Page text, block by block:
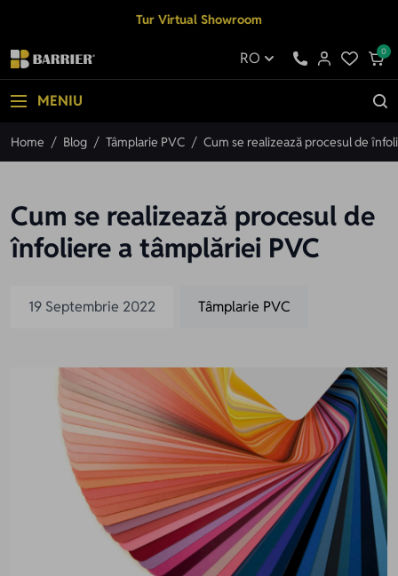
Tur Virtual Showroom
RO 0
MENIU
Home / Blog / Tâmplarie PVC / Cum se realizează procesul de
Cum se realizează procesul de
înfoliere a tâmplăriei PVC
19 Septembrie 2022 Tâmplarie PVC